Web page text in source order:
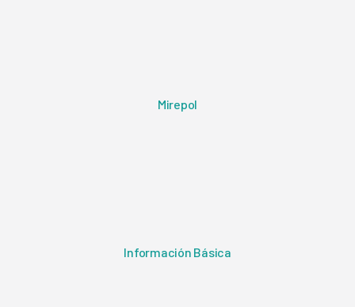
Mirepol
Información Básica